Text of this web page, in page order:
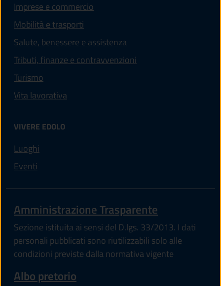
Imprese e commercio
Mobilità e trasporti
Salute, benessere e assistenza
Tributi, finanze e contravvenzioni
Turismo
Vita lavorativa
VIVERE EDOLO
Luoghi
Eventi
Amministrazione Trasparente
Sezione istituita ai sensi del D.lgs. 33/2013. I dati
personali pubblicati sono riutilizzabili solo alle
condizioni previste dalla normativa vigente
Albo pretorio